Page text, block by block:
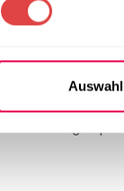
ist
Außeneinsatz